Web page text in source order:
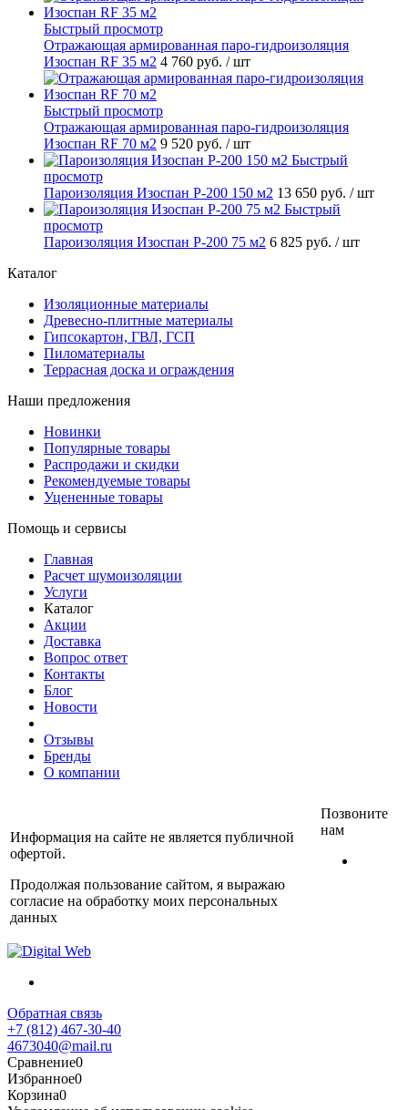
Быстрый просмотр
Отражающая армированная паро-гидроизоляция
Изоспан RF 35 м2 4 760 руб. / шт
Быстрый просмотр
Отражающая армированная паро-гидроизоляция
Изоспан RF 70 м2 9 520 руб. / шт
Быстрый
просмотр
Пароизоляция Изоспан P-200 150 м2 13 650 руб. / шт
Быстрый
просмотр
Пароизоляция Изоспан P-200 75 м2 6 825 руб. / шт
Каталог
Изоляционные материалы
Древесно-плитные материалы
Гипсокартон, ГВЛ, ГСП
Пиломатериалы
Террасная доска и ограждения
Наши предложения
Новинки
Популярные товары
Распродажи и скидки
Рекомендуемые товары
Уцененные товары
Помощь и сервисы
Главная
Расчет шумоизоляции
Услуги
Каталог
Акции
Доставка
Вопрос ответ
Контакты
Блог
Новости
Отзывы
Бренды
О компании
Информация на сайте не является публичной
офертой.
Продолжая пользование сайтом, я выражаю
согласие на обработку моих персональных
данных
Позвоните
нам
Обратная связь
+7 (812) 467-30-40
4673040@mail.ru
Сравнение0
Избранное0
Корзина0